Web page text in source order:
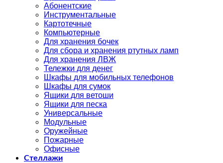
Абонентские
Инструментальные
Картотечные
Компьютерные
Для хранения бочек
Для сбора и хранения ртутных ламп
Для хранения ЛВЖ
Тележки для денег
Шкафы для мобильных телефонов
Шкафы для сумок
Ящики для ветоши
Ящики для песка
Универсальные
Модульные
Оружейные
Пожарные
Офисные
Стеллажи